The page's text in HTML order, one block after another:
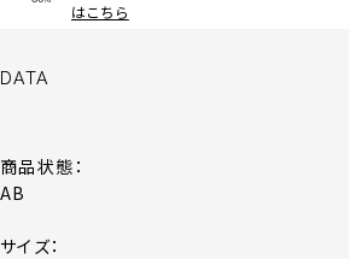
はこちら
DATA
商品状態：
AB
サイズ：